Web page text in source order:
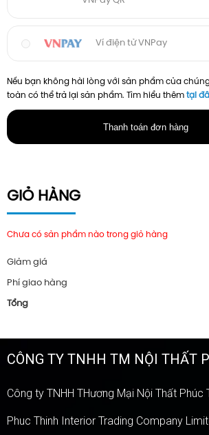
Ví điện tử VNPay
Nếu bạn không hài lòng với sản phẩm của
toàn có thể trả lại sản phẩm. Tìm hiểu thêm tại
Thanh toán đơn hàng
GIỎ HÀNG
Chưa có sản phẩm nào trong giỏ hàng
Giảm giá
Phí giao hàng
Tổng
CÔNG TY TNHH TM NỘI THẤT
Công ty TNHH THương Mại Nội Thất Phúc
Phuc Thinh Interior Trading Company